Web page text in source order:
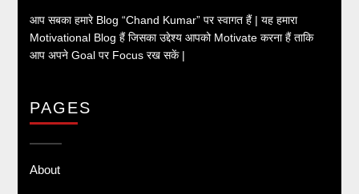
आप सबका हमारे Blog “Chand Kumar” पर स्वागत हैं | यह हमारा
Motivational Blog हैं जिसका उद्देश्य आपको Motivate करना हैं ताकि
आप अपने Goal पर Focus रख सकें |
PAGES
About